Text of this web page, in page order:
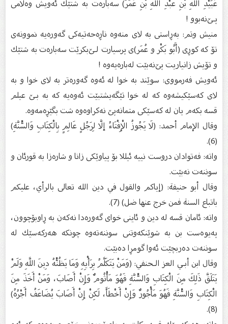
عُبَيْدِ اللَّهِ بْنِ عَبْدِ اللَّهِ بْنِ عُمَرَ) سەبارەت بە شتێك ئەویش وەڵامی
پـێ‌نەبوو !
منیش وتم: بەڕاستی بە لای منەوە ناڕەحەتیەكی گەورەیە نموونەی
تۆ كە كوڕی (أَبُو بَكْر و عُمَر)ی پرسیارت لـێ‌بكرێت سەبارەت بە شتێك
و تۆیش زانیاریت پێ‌نەبێت لەبارەیەوە !
ئەویش فەرمووی: سوێند بە خوا لە ئەوە گەورەتر بە لای خوا و بە
لای كەسێكیشەوە كە لە خوا تێگەیشتبێت ئەوەیە كە بە بـێ‌ عیلم
قسە بكەم یان لە كەسێكی متمانەپێ‌ نەكراوەوە شت بگێڕەمەوە.
وقال الإمام أحمد: (لَا يَجُوزُ الْإِفْتَاءُ إلَّا لِرَجُلٍ عَالِمٍ بِالْكِتَابِ وَالسُّنَّةِ)
(6).
‌واتە: فەتوادان دروست نییە ئیللا بۆ پیاوێكی زانا و شارەزا بە قورئان و
سوننەت نەبێت.
وقال أبو حنيفة: (إياكم والقول في دين الله تعالى بالرأي، عليكم
باتباع السنة فمن خرج عنها ضل) (7).
‌واتە: ئامان قسە لە دین و ئاینی خوای گەورەدا نەكەن بە ڕاوبۆچوون،
پەیوەست بن بە شوێنكەوتنی سوننەتەوە چونكە هەركەسێك لە
سوننەت دەربچێت ئەوا گومڕا دەبێت.
وقال ابن أبـي العز الـحنفي: (وَمَنْ يَتَكَلَّمُ بِرَأْيِهِ وَمَا يَظُنُّهُ دِينَ اللَّهِ وَلَمْ
يَتَلَقَّ ذَلِكَ مِنَ الْكِتَابِ وَالسُّنَّةِ فَهُوَ مَأْثُومٌ وَإِنْ أَصَابَ، وَمَنْ أَخَذَ مِنَ
الْكِتَابِ وَالسُّنَّةِ فَهُوَ مَأْجُورٌ وَإِنْ أَخْطَأَ، لَكِنْ إِنْ أَصَابَ يُضَاعَفُ أَجْرُهُ)
(8).